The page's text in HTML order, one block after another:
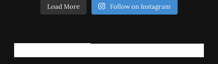
Load More Follow on Instagram